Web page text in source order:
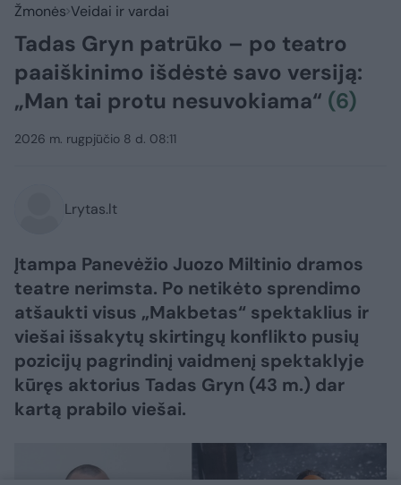
Žmonės Veidai ir vardai
Tadas Gryn patrūko – po teatro
paaiškinimo išdėstė savo versiją:
„Man tai protu nesuvokiama“ (6)
2026 m. rugpjūčio 8 d. 08:11
Lrytas.lt
Įtampa Panevėžio Juozo Miltinio dramos
teatre nerimsta. Po netikėto sprendimo
atšaukti visus „Makbetas“ spektaklius ir
viešai išsakytų skirtingų konflikto pusių
pozicijų pagrindinį vaidmenį spektaklyje
kūręs aktorius Tadas Gryn (43 m.) dar
kartą prabilo viešai.